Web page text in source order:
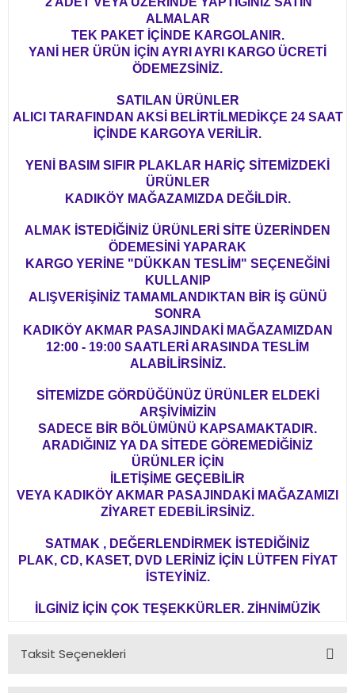
ALMALAR
TEK PAKET İÇİNDE KARGOLANIR.
YANİ HER ÜRÜN İÇİN AYRI AYRI KARGO ÜCRETİ
ÖDEMEZSİNİZ.
SATILAN ÜRÜNLER
ALICI TARAFINDAN AKSİ BELİRTİLMEDİKÇE 24 SAAT
İÇİNDE KARGOYA VERİLİR.
YENİ BASIM SIFIR PLAKLAR HARİÇ SİTEMİZDEKİ
ÜRÜNLER
KADIKÖY MAĞAZAMIZDA DEĞİLDİR.
ALMAK İSTEDİĞİNİZ ÜRÜNLERİ SİTE ÜZERİNDEN
ÖDEMESİNİ YAPARAK
KARGO YERİNE "DÜKKAN TESLİM" SEÇENEĞİNİ
KULLANIP
ALIŞVERİŞİNİZ TAMAMLANDIKTAN BİR İŞ GÜNÜ
SONRA
KADIKÖY AKMAR PASAJINDAKİ MAĞAZAMIZDAN
12:00 - 19:00 SAATLERİ ARASINDA TESLİM
ALABİLİRSİNİZ.
SİTEMİZDE GÖRDÜĞÜNÜZ ÜRÜNLER ELDEKİ
ARŞİVİMİZİN
SADECE BİR BÖLÜMÜNÜ KAPSAMAKTADIR.
ARADIĞINIZ YA DA SİTEDE GÖREMEDİĞİNİZ
ÜRÜNLER İÇİN
İLETİŞİME GEÇEBİLİR
VEYA KADIKÖY AKMAR PASAJINDAKİ MAĞAZAMIZI
ZİYARET EDEBİLİRSİNİZ.
SATMAK , DEĞERLENDİRMEK İSTEDİĞİNİZ
PLAK, CD, KASET, DVD LERİNİZ İÇİN LÜTFEN FİYAT
İSTEYİNİZ.
İLGİNİZ İÇİN ÇOK TEŞEKKÜRLER. ZİHNİMÜZİK
Taksit Seçenekleri